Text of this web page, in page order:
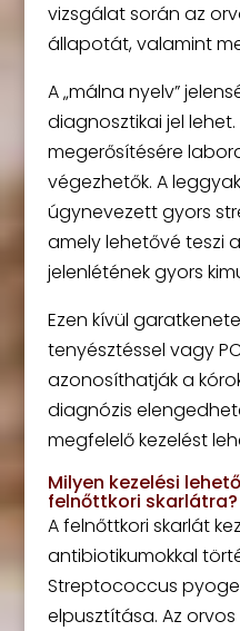
vizsgálat során az
állapotát, valamint
A „málna nyelv”
diagnosztikai jel
megerősítésére
végezhetők. A
úgynevezett gyors
amely lehetővé teszi
jelenlétének gyors
Ezen kívül
tenyésztéssel vagy
azonosíthatják a
diagnózis
megfelelő kezelést
Milyen kezelési
felnőttkori skarlátra?
A felnőttkori skarlát
antibiotikumokkal
Streptococcus
elpusztítása. Az